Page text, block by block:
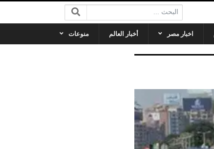
البحث:
اخبار مصر أخبار العالم منوعات